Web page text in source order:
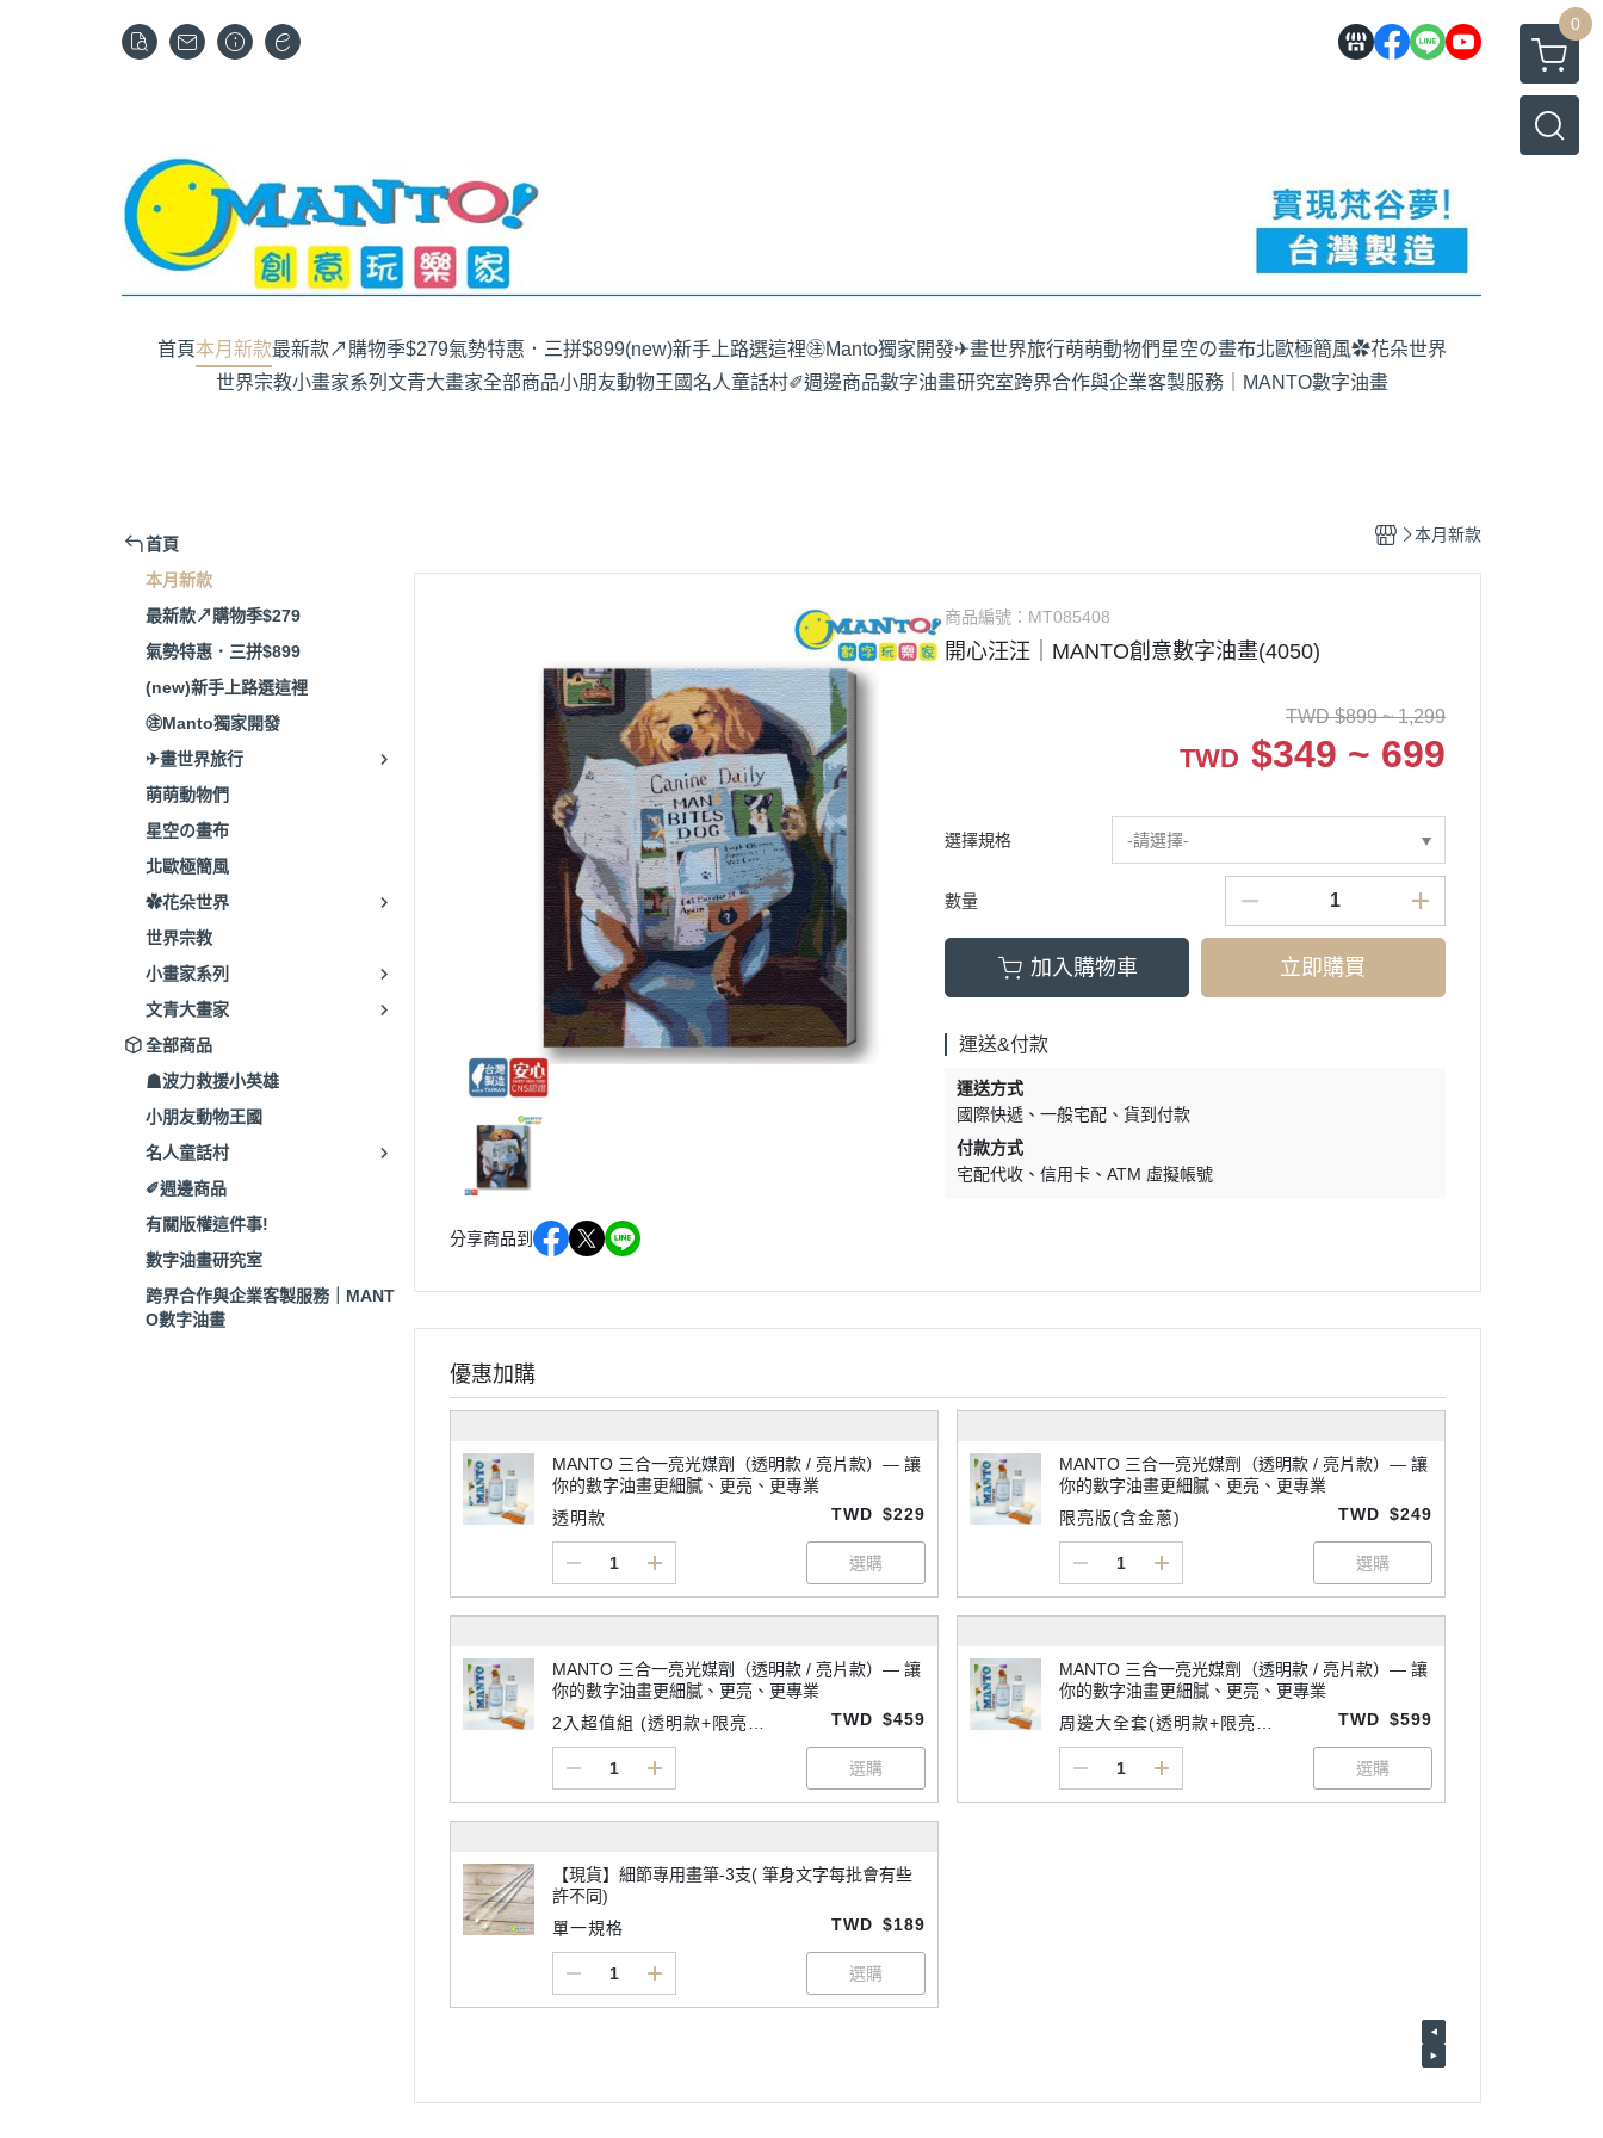
0
首頁本月新款最新款↗購物季$279氣勢特惠．三拼$899(new)新手上路選這裡㊟Manto獨家開發✈畫世界旅行萌萌動物們星空の畫布北歐極簡風✿花朵世界
世界宗教小畫家系列 文青大畫家全部商品小朋友動物王國名人童話村✐週邊商品數字油畫研究室跨界合作與企業客製服務｜MANTO數字油畫
首頁
本月新款
最新款↗購物季$279
氣勢特惠．三拼$899
(new)新手上路選這裡
㊟Manto獨家開發
✈畫世界旅行
萌萌動物們
星空の畫布
北歐極簡風
✿花朵世界
世界宗教
小畫家系列
文青大畫家
全部商品
☗波力救援小英雄
小朋友動物王國
名人童話村
✐週邊商品
有關版權這件事!
數字油畫研究室
跨界合作與企業客製服務｜MANT
O數字油畫
本月新款
分享商品到
商品編號： MT085408
開心汪汪｜MANTO創意數字油畫(4050)
TWD $899 ~ 1,299
TWD $349 ~ 699
選擇規格 -請選擇-
數量
加入購物車 立即購買
運送&付款
運送方式
國際快遞
一般宅配
貨到付款
付款方式
宅配代收
信用卡 ATM 虛擬帳號
優惠加購
MANTO 三合一亮光媒劑（透明款 / 亮片款）— 讓
你的數字油畫更細膩、更亮、更專業
透明款
TWD $229
MANTO 三合一亮光媒劑（透明款 / 亮片款）— 讓
你的數字油畫更細膩、更亮、更專業
限亮版(含金蔥)
TWD $249
MANTO 三合一亮光媒劑（透明款 / 亮片款）— 讓
你的數字油畫更細膩、更亮、更專業
2入超值組 (透明款+限亮款
TWD $459
MANTO 三合一亮光媒劑（透明款 / 亮片款）— 讓
你的數字油畫更細膩、更亮、更專業
周邊大全套(透明款+限亮款
TWD $599
【現貨】細節專用畫筆-3支( 筆身文字每批會有些
許不同)
單一規格
TWD $189